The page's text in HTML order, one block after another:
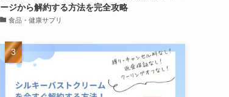
ージから解約する方法を完全攻略
食品・健康サプリ